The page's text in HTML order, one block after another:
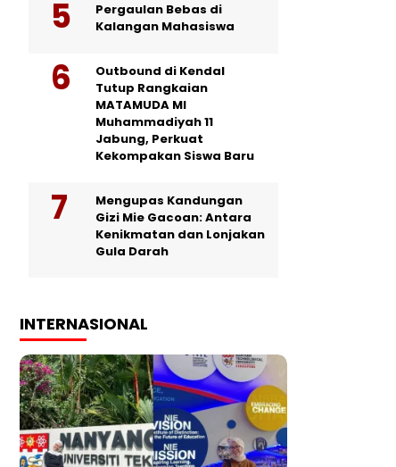
Pergaulan Bebas di
Kalangan Mahasiswa
Outbound di Kendal
Tutup Rangkaian
MATAMUDA MI
Muhammadiyah 11
Jabung, Perkuat
Kekompakan Siswa Baru
Mengupas Kandungan
Gizi Mie Gacoan: Antara
Kenikmatan dan Lonjakan
Gula Darah
INTERNASIONAL